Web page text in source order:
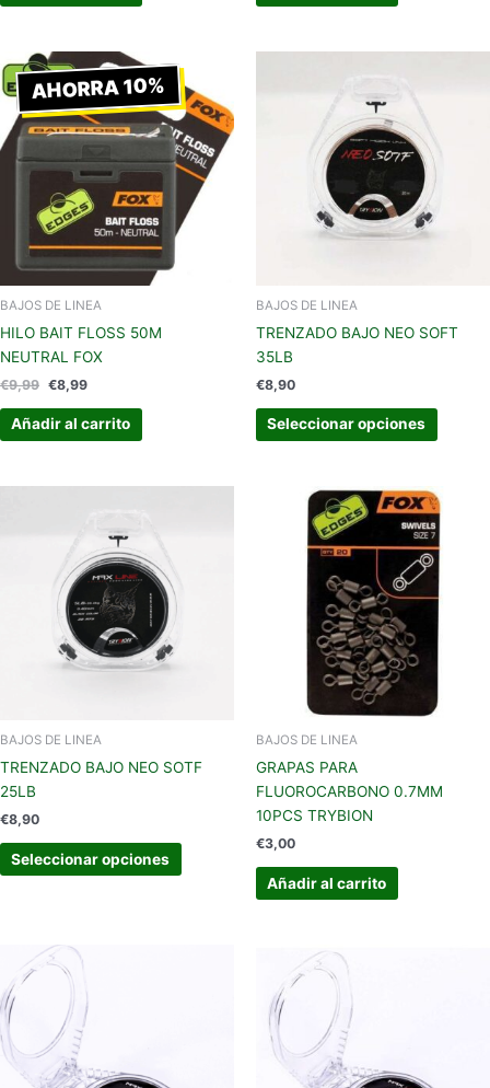
AHORRA 10%
BAJOS DE LINEA
HILO BAIT FLOSS 50M
NEUTRAL FOX
€9,99
El
precio
original
era:
€9,99.
€8,99
precio
actual
es:
€8,99.
Añadir al carrito
BAJOS DE LINEA
TRENZADO BAJO NEO SOFT
35LB
€8,90
Seleccionar opciones
Las
la
BAJOS DE LINEA
TRENZADO BAJO NEO SOTF
25LB
€8,90
Seleccionar opciones
la
BAJOS DE LINEA
GRAPAS PARA
FLUOROCARBONO 0.7MM
10PCS TRYBION
€3,00
Añadir al carrito